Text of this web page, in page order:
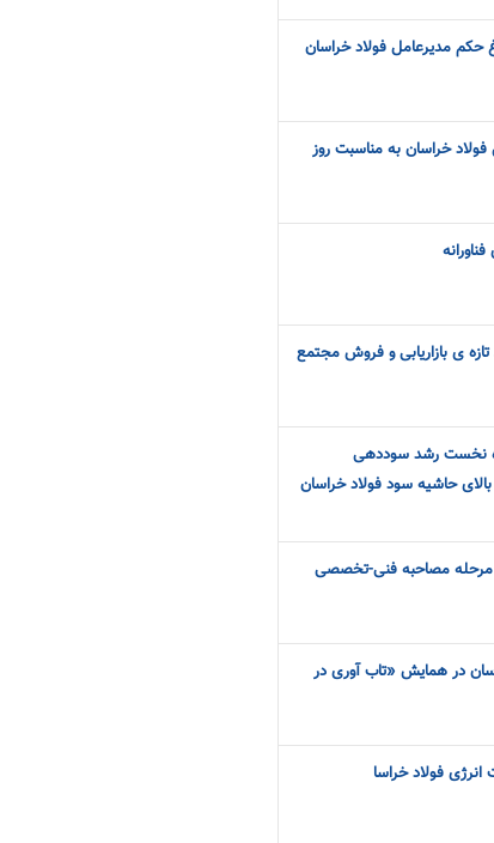
حکم مدیرعامل فولاد خراسان
خراسان به مناسبت روز
تازه ی بازاریابی و فروش مجتمع
نخست رشد سوددهی
حاشیه سود فولاد خراسان
مرحله مصاحبه فنی-تخصصی
در همایش «تاب آوری در
انرژی فولاد خراسا